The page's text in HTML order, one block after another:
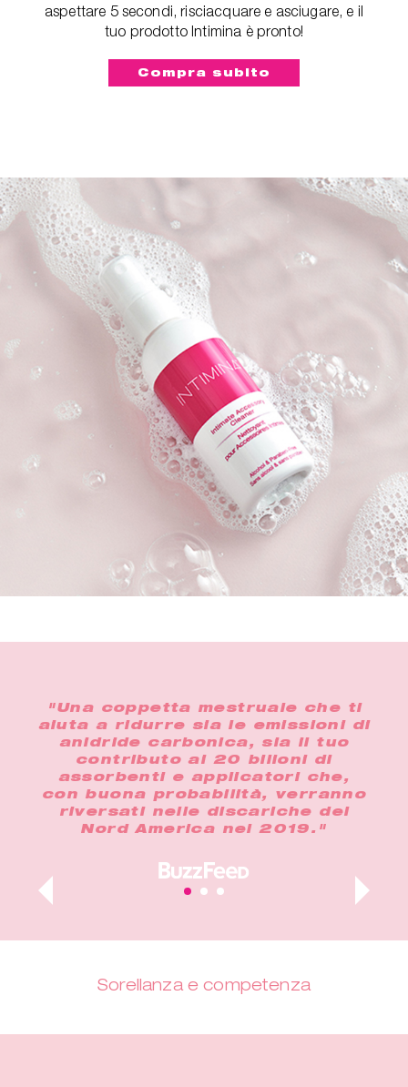
aspettare 5 secondi, risciacquare e asciugare, e il
tuo prodotto Intimina è pronto!
Compra subito
"Una coppetta mestruale che ti
aiuta a ridurre sia le emissioni di
anidride carbonica, sia il tuo
contributo ai 20 bilioni di
assorbenti e applicatori che,
con buona probabilità, verranno
riversati nelle discariche del
Nord America nel 2019."
Sorellanza e competenza